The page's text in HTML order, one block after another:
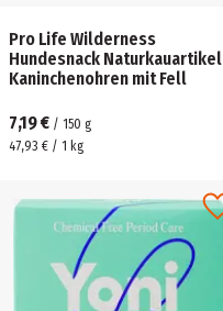
Pro Life Wilderness
Hundesnack Naturkauartikel
Kaninchenohren mit Fell
7,19 € / 150 g
47,93 € / 1 kg